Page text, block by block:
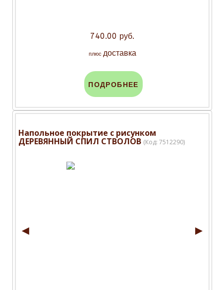
740.00 руб.
плюс доставка
ПОДРОБНЕЕ
Напольное покрытие с рисунком
ДЕРЕВЯННЫЙ СПИЛ СТВОЛОВ (Код: 7512290)
◄ ►